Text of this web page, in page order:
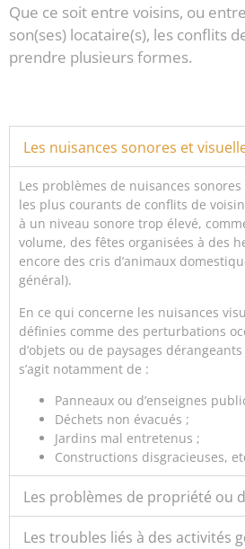
Que ce soit entre voisins, ou
son(ses) locataire(s), les conflits
prendre plusieurs formes.
Les nuisances sonores et
Les problèmes de nuisances
les plus courants de conflits de
à un niveau sonore trop élevé,
volume, des fêtes organisées à des
encore des cris d’animaux
général).
En ce qui concerne les nuisances
définies comme des perturbations
d’objets ou de paysages
s’agit notamment de :
Panneaux ou d’enseignes
Déchets non évacués ;
Jardins mal entretenus ;
Constructions disgracieuses,
Les problèmes de propriété ou
Les troubles liés à des activités